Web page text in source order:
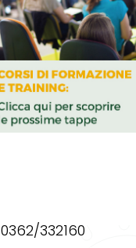
0362/332160